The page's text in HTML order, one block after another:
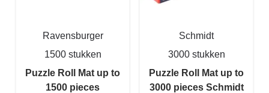
Ravensburger
1500 stukken
Puzzle Roll Mat up to
1500 pieces
Schmidt
3000 stukken
Puzzle Roll Mat up to
3000 pieces Schmidt